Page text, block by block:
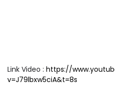
Link Video : https://
v=J79lbxw5ciA&t=8s